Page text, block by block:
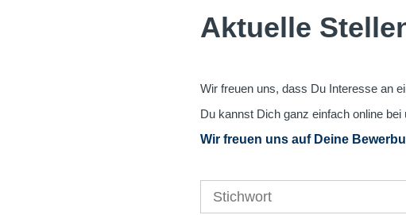
Aktuelle
Wir freuen uns, dass Du Interesse an
Du kannst Dich ganz einfach online
Wir freuen uns auf Deine